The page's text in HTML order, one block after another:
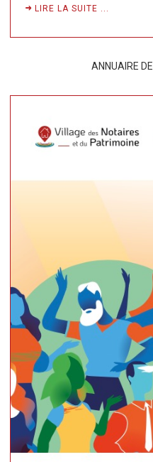
LIRE LA SUITE ...
ANNUAIRE